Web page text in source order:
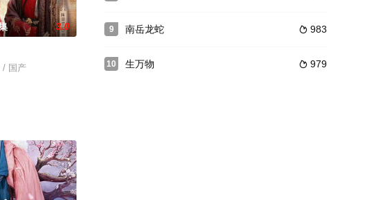
，却获赏识
值与情感的归宿的故事。他们丰富多彩的生活经历和
马桶为生，一切务实，梦想能控制一切，而张延饰演有点憨的北京大妞陆思蔓，是某乐
3.0
/ 国产
9  983
南岳龙蛇
10  979
生万物